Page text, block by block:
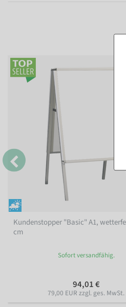
Kundenstopper "Basic" A1,
cm
Sofort versandfähig.
94,01 €
79,00 EUR zzgl. ges. MwSt.